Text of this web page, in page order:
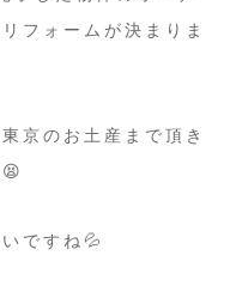
フォームが決まりま
京のお土産まで頂き
ですね💦